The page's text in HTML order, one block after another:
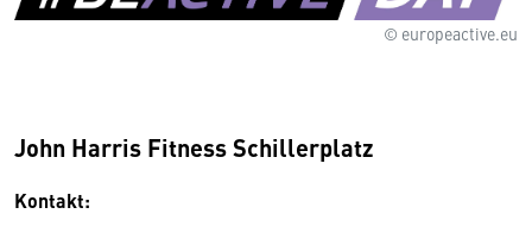
© europeactive.eu
John Harris Fitness Schillerplatz
Kontakt: